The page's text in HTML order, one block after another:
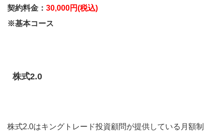
契約料金： 30,000円(税込)
※基本コース
株式2.0
株式2.0はキングトレード投資顧問が提供している月額制